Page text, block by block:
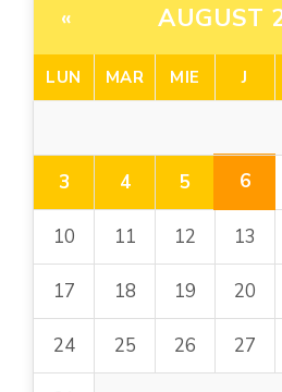
« AUGUST
LUN MAR MIE J
3 4 5 6
10 11 12 13
17 18 19 20
24 25 26 27